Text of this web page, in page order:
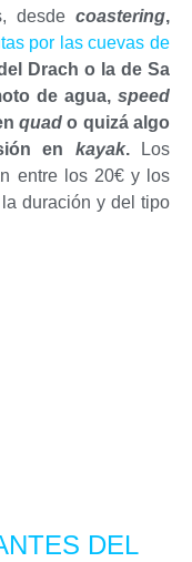
desde coastering,
por las cuevas de
Drach o la de Sa
de agua, speed
quado quizá algo
en kayak.Los
entre los 20€ y los
duración y del tipo
DEL